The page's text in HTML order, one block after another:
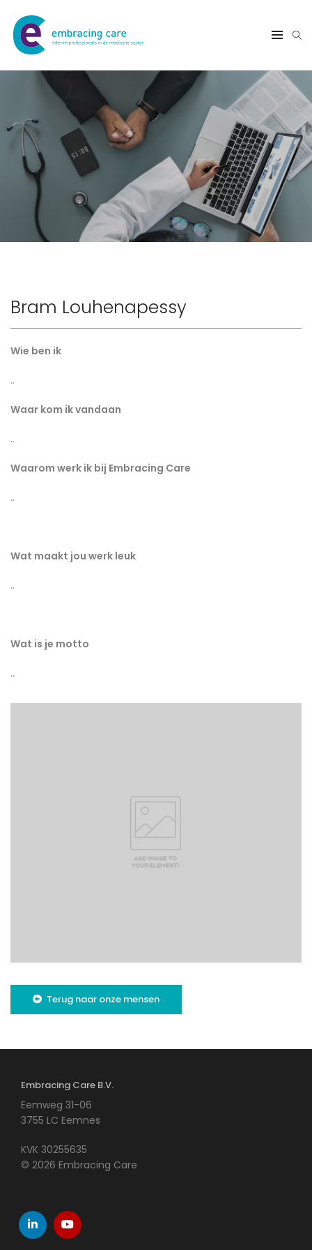
Bram Louhenapessy
Wie ben ik
..
Waar kom ik vandaan
..
Waarom werk ik bij Embracing Care
..
Wat maakt jou werk leuk
..
Wat is je motto
..
Terug naar onze mensen
Embracing Care B.V.
Eemweg 31-06
3755 LC Eemnes
KVK 30255635
© 2026 Embracing Care